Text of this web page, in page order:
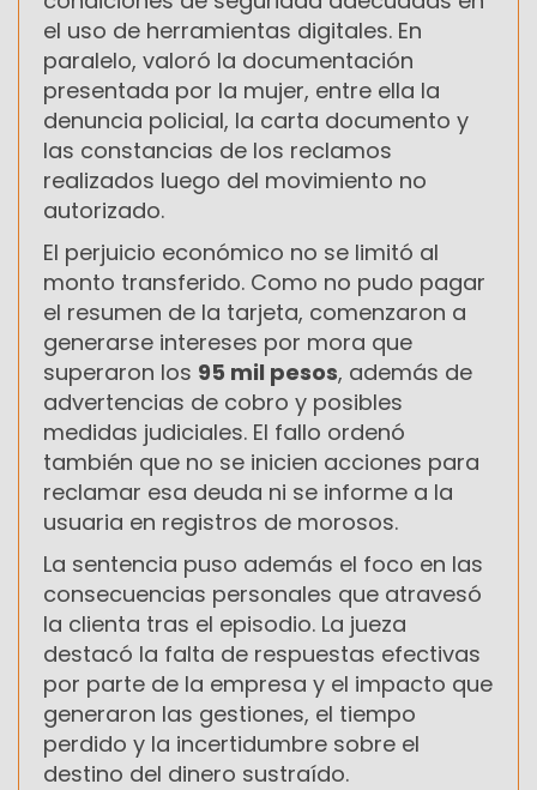
el uso de herramientas digitales. En
paralelo, valoró la documentación
presentada por la mujer, entre ella la
denuncia policial, la carta documento y
las constancias de los reclamos
realizados luego del movimiento no
autorizado.
El perjuicio económico no se limitó al
monto transferido. Como no pudo pagar
el resumen de la tarjeta, comenzaron a
generarse intereses por mora que
superaron los 95 mil pesos, además de
advertencias de cobro y posibles
medidas judiciales. El fallo ordenó
también que no se inicien acciones para
reclamar esa deuda ni se informe a la
usuaria en registros de morosos.
La sentencia puso además el foco en las
consecuencias personales que atravesó
la clienta tras el episodio. La jueza
destacó la falta de respuestas efectivas
por parte de la empresa y el impacto que
generaron las gestiones, el tiempo
perdido y la incertidumbre sobre el
destino del dinero sustraído.